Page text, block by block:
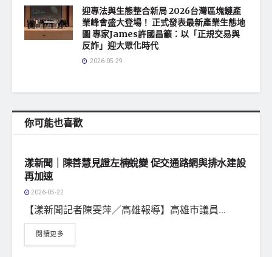
迎專法與生態整合新局 2026台灣區塊鏈產
業峰會盛大登場！ 正式發表最新產業生態地
圖 專家James許國昌籲：以「正規交易與
反詐」迎大眾化時代
2026-05-29
你可能也喜歡
漾新聞｜陳善慧見證左楠蛻變 促交通路網與排水建設
再加速
2026-05-22
【漾新聞記者陳雯萍／高雄報導】高雄市議員...
閱讀更多